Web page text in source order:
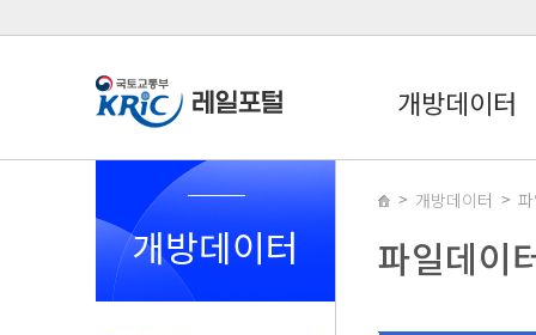
개방데이터
개방데이터
개방데이터
파일데이